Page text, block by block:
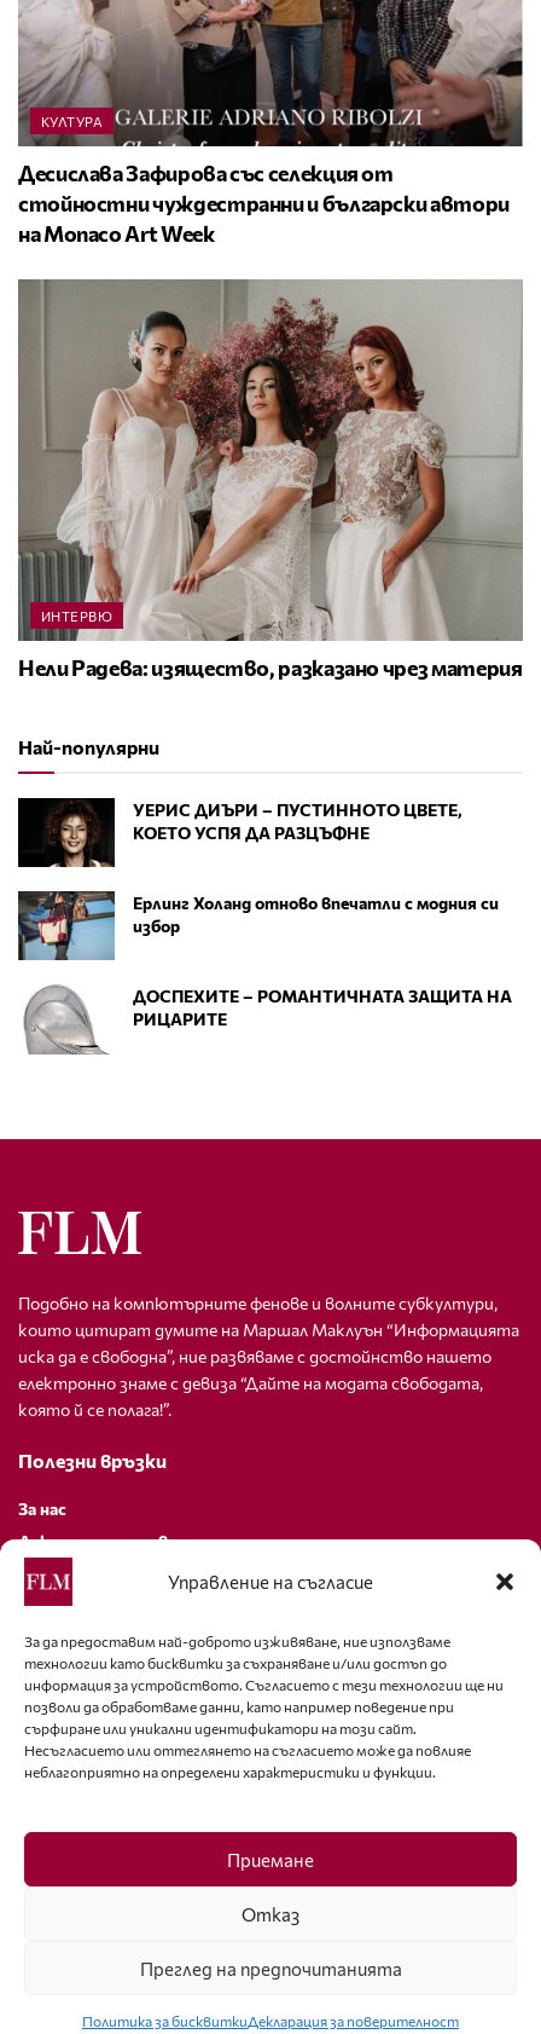
Управление на съгласие
За да предоставим най-доброто изживяване, ние използваме
технологии като бисквитки за съхраняване и/или достъп до
информация за устройството. Съгласието с тези технологии ще ни
позволи да обработваме данни, като например поведение при
сърфиране или уникални идентификатори на този сайт.
Несъгласието или оттеглянето на съгласието може да повлияе
неблагоприятно на определени характеристики и функции.
Приемане
Отказ
Преглед на предпочитанията
Политика за бисквиткиДекларация за поверителност
КУЛТУРА
Десислава Зафирова със селекция от
стойностни чуждестранни и български автори
на Monaco Art Week
ИНТЕРВЮ
Нели Радева: изящество, разказано чрез материя
Най-популярни
УЕРИС ДИЪРИ – ПУСТИННОТО ЦВЕТЕ,
КОЕТО УСПЯ ДА РАЗЦЪФНЕ
Ерлинг Холанд отново впечатли с модния си
избор
ДОСПЕХИТЕ – РОМАНТИЧНАТА ЗАЩИТА НА
РИЦАРИТЕ
Подобно на компютърните фенове и волните субкултури,
които цитират думите на Маршал Маклуън “Информацията
иска да е свободна”, ние развяваме с достойнство нашето
електронно знаме с девиза “Дайте на модата свободата,
която й се полага!”.
Полезни връзки
За нас
Декларация за поверителност
Политика за бисквитки
За контакти
editor@fashion-lifestyle.net
+359 88 227 33 47
Последвайте ни
Facebook
ISSN 1314-8915 Copyright © 2007-2025 Ot igla do konetz Ltd. & Fashion.bg